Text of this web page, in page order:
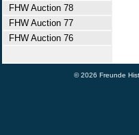
FHW Auction 78
FHW Auction 77
FHW Auction 76
© 2026 Freunde